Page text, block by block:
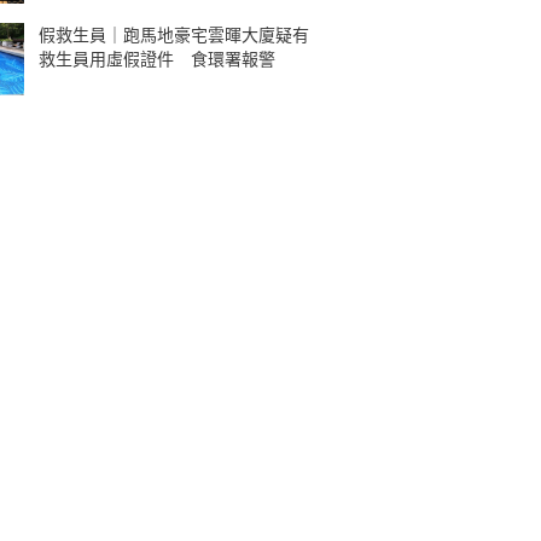
假救生員｜跑馬地豪宅雲暉大廈疑有
救生員用虛假證件 食環署報警